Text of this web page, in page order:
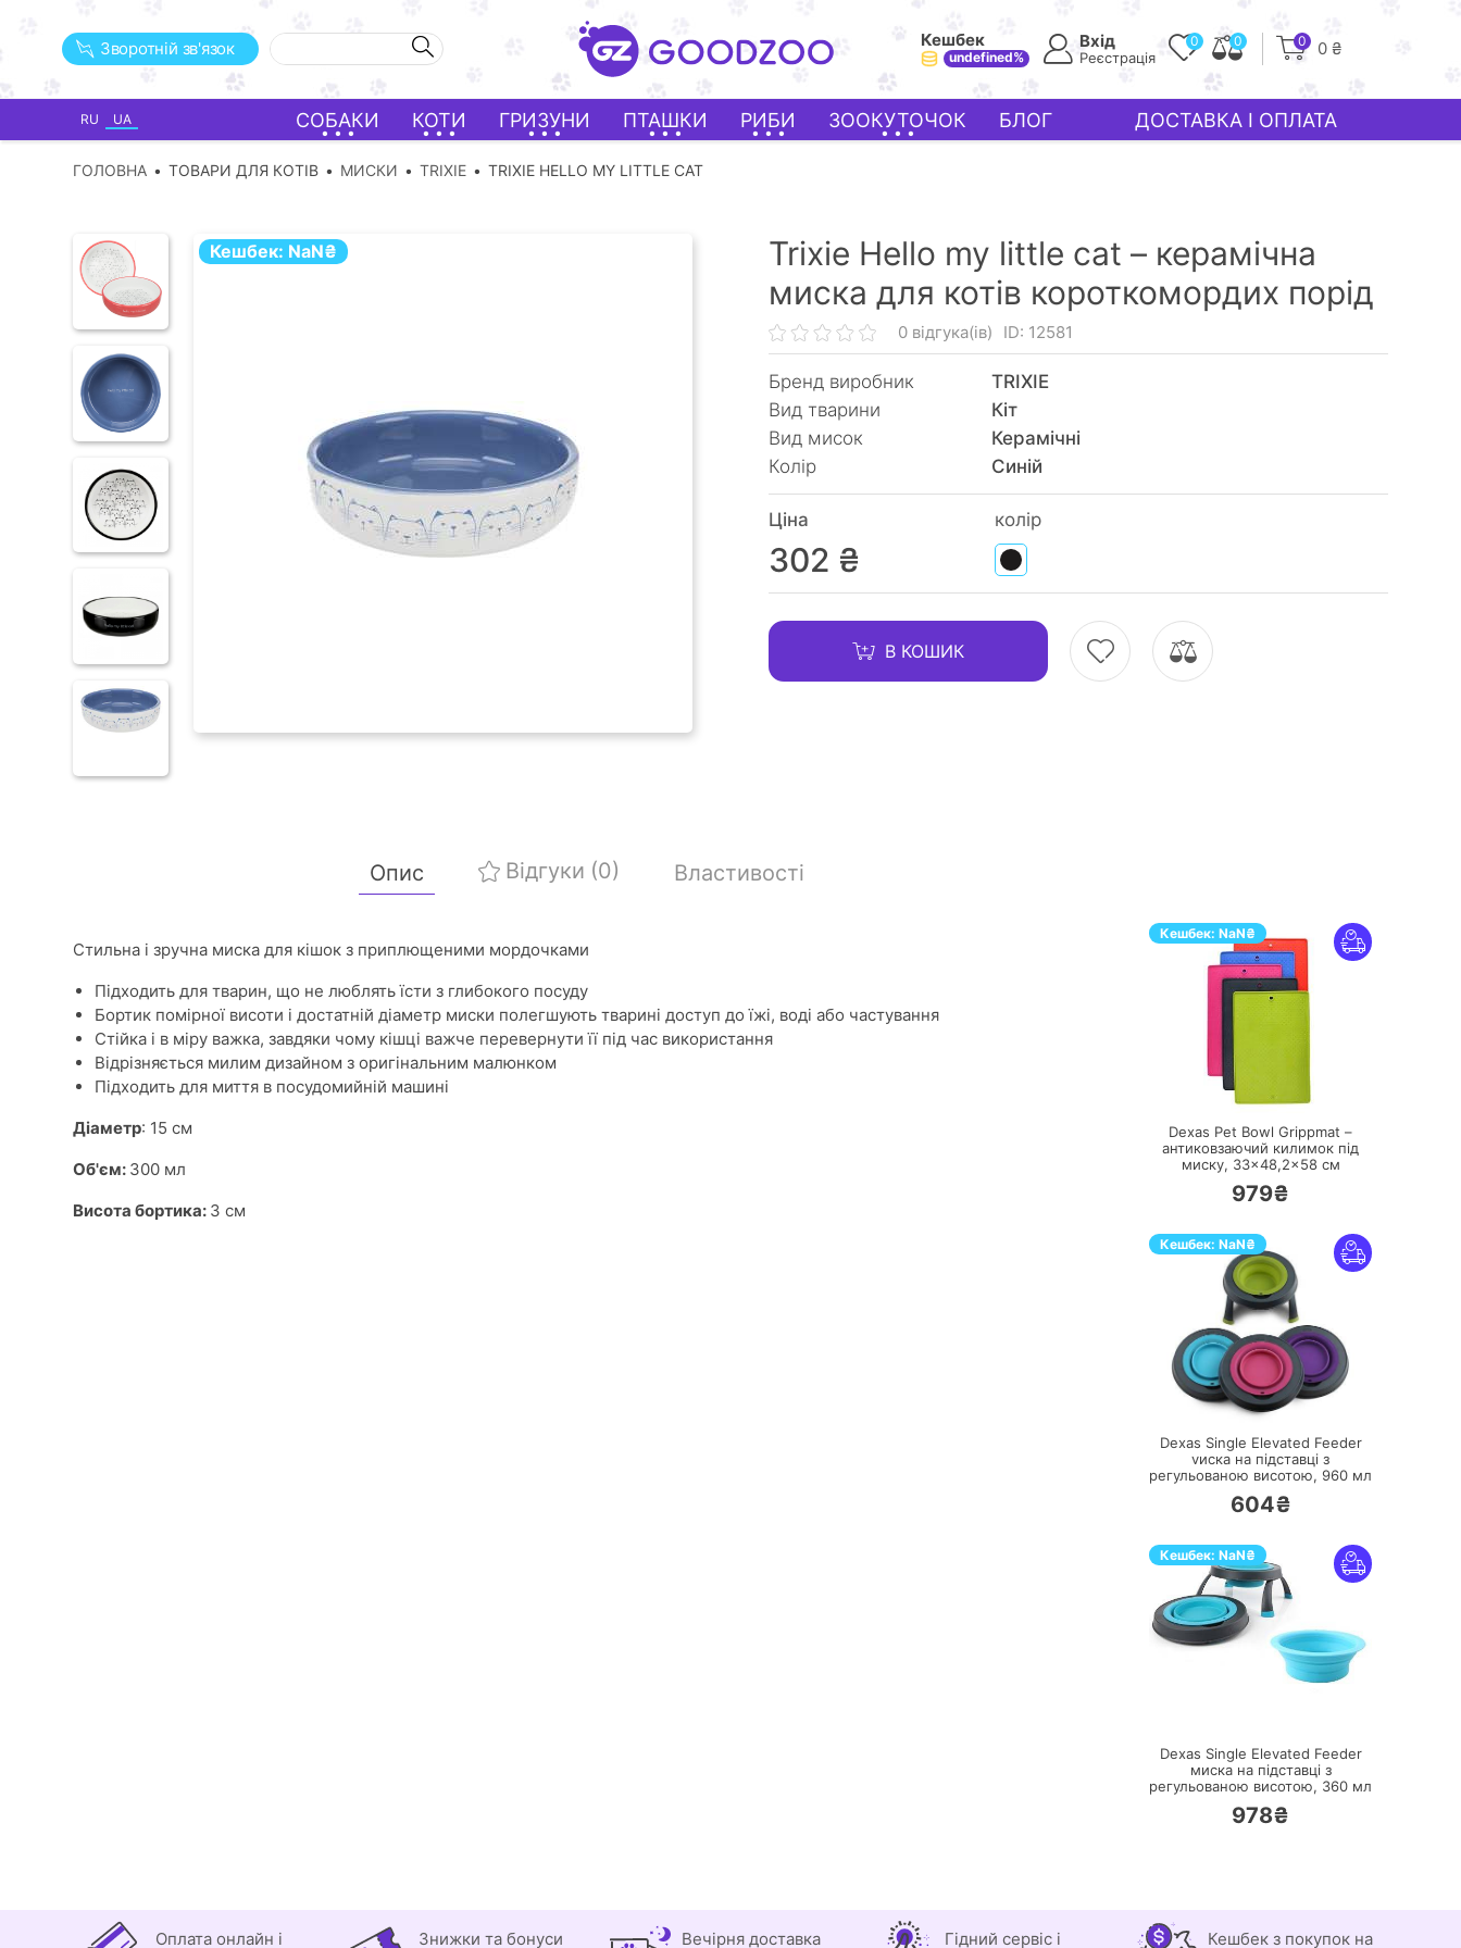
Зворотній зв'язок Кешбек
undefined%
Вхід
Реєстрація
0 0 0 0 ₴
RU UA СОБАКИ КОТИ ГРИЗУНИ ПТАШКИ РИБИ ЗООКУТОЧОК БЛОГ ДОСТАВКА І ОПЛАТА
ГОЛОВНА ТОВАРИ ДЛЯ КОТІВ МИСКИ TRIXIE TRIXIE HELLO MY LITTLE CAT
Кешбек: NaN₴
Trixie Hello my little cat – керамічна
миска для котів короткомордих порід
0 відгука(ів) ID: 12581
Бренд виробник
TRIXIE
Вид тварини
Кiт
Вид мисок
Керамічні
Колір
Синій
Ціна
302 ₴
колір
В КОШИК
Опис Відгуки (0) Властивості
Стильна і зручна миска для кішок з приплющеними мордочками
Підходить для тварин, що не люблять їсти з глибокого посуду
Бортик помірної висоти і достатній діаметр миски полегшують тварині доступ до їжі, воді або частування
Стійка і в міру важка, завдяки чому кішці важче перевернути її під час використання
Відрізняється милим дизайном з оригінальним малюнком
Підходить для миття в посудомийній машині
Діаметр: 15 см
Об'єм: 300 мл
Висота бортика: 3 см
Кешбек: NaN₴
ПЕРЕЙТИ
Dexas Pet Bowl Grippmat –
антиковзаючий килимок під
миску, 33×48,2×58 см
979₴
Кешбек: NaN₴
ПЕРЕЙТИ
Dexas Single Elevated Feeder
vиска на підставці з
регульованою висотою, 960 мл
604₴
Кешбек: NaN₴
Dexas Single Elevated Feeder
миска на підставці з
регульованою висотою, 360 мл
978₴
Оплата онлайн і Знижки та бонуси Вечірня доставка Гідний сервіс і Кешбек з покупок на